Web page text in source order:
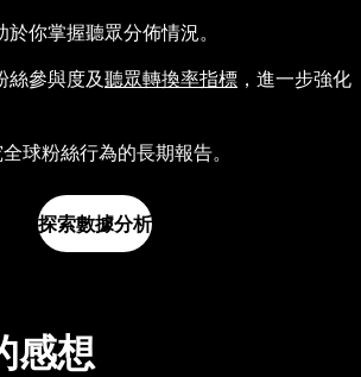
於你掌握聽眾分佈情況。
絲參與度及聽眾轉換率指標 ，進一步強化
球粉絲行為的長期報告。
探索數據分析
感想